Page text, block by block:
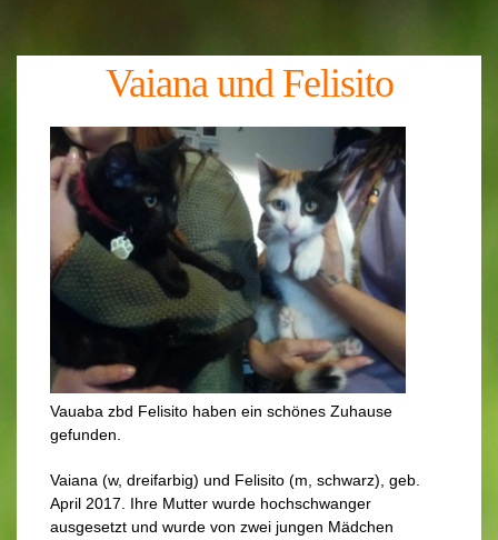
Vaiana und Felisito
Vauaba zbd Felisito haben ein schönes Zuhause
gefunden.
Vaiana (w, dreifarbig) und Felisito (m, schwarz), geb.
April 2017. Ihre Mutter wurde hochschwanger
ausgesetzt und wurde von zwei jungen Mädchen